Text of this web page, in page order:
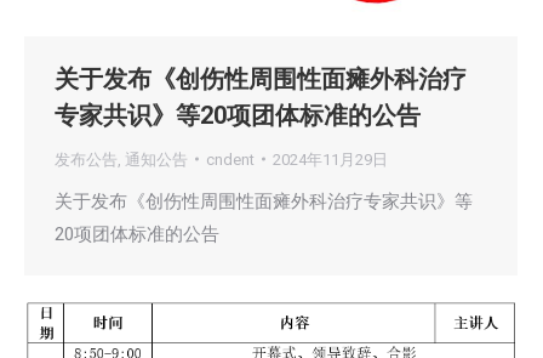
关于发布《创伤性周围性面瘫外科治疗
专家共识》等20项团体标准的公告
发布公告 通知公告 cndent 2024年11月29日
关于发布《创伤性周围性面瘫外科治疗专家共识》等
20项团体标准的公告